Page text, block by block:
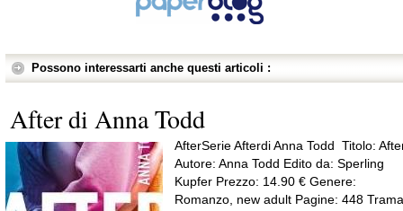
Possono interessarti anche questi articoli :
After di Anna Todd
AfterSerie Afterdi Anna Todd Titolo:
Autore: Anna Todd Edito da: Sperling
Kupfer Prezzo: 14.90 € Genere:
Romanzo, new adult Pagine: 448